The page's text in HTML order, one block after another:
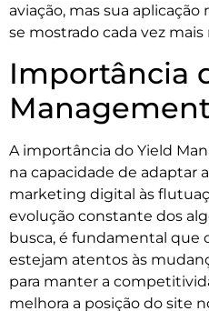
aviação, mas sua
se mostrado cada vez mais
Importância
A importância do Yield
na capacidade de adaptar
marketing digital às
evolução constante dos
busca, é fundamental que
estejam atentos às
para manter a
melhora a posição do site